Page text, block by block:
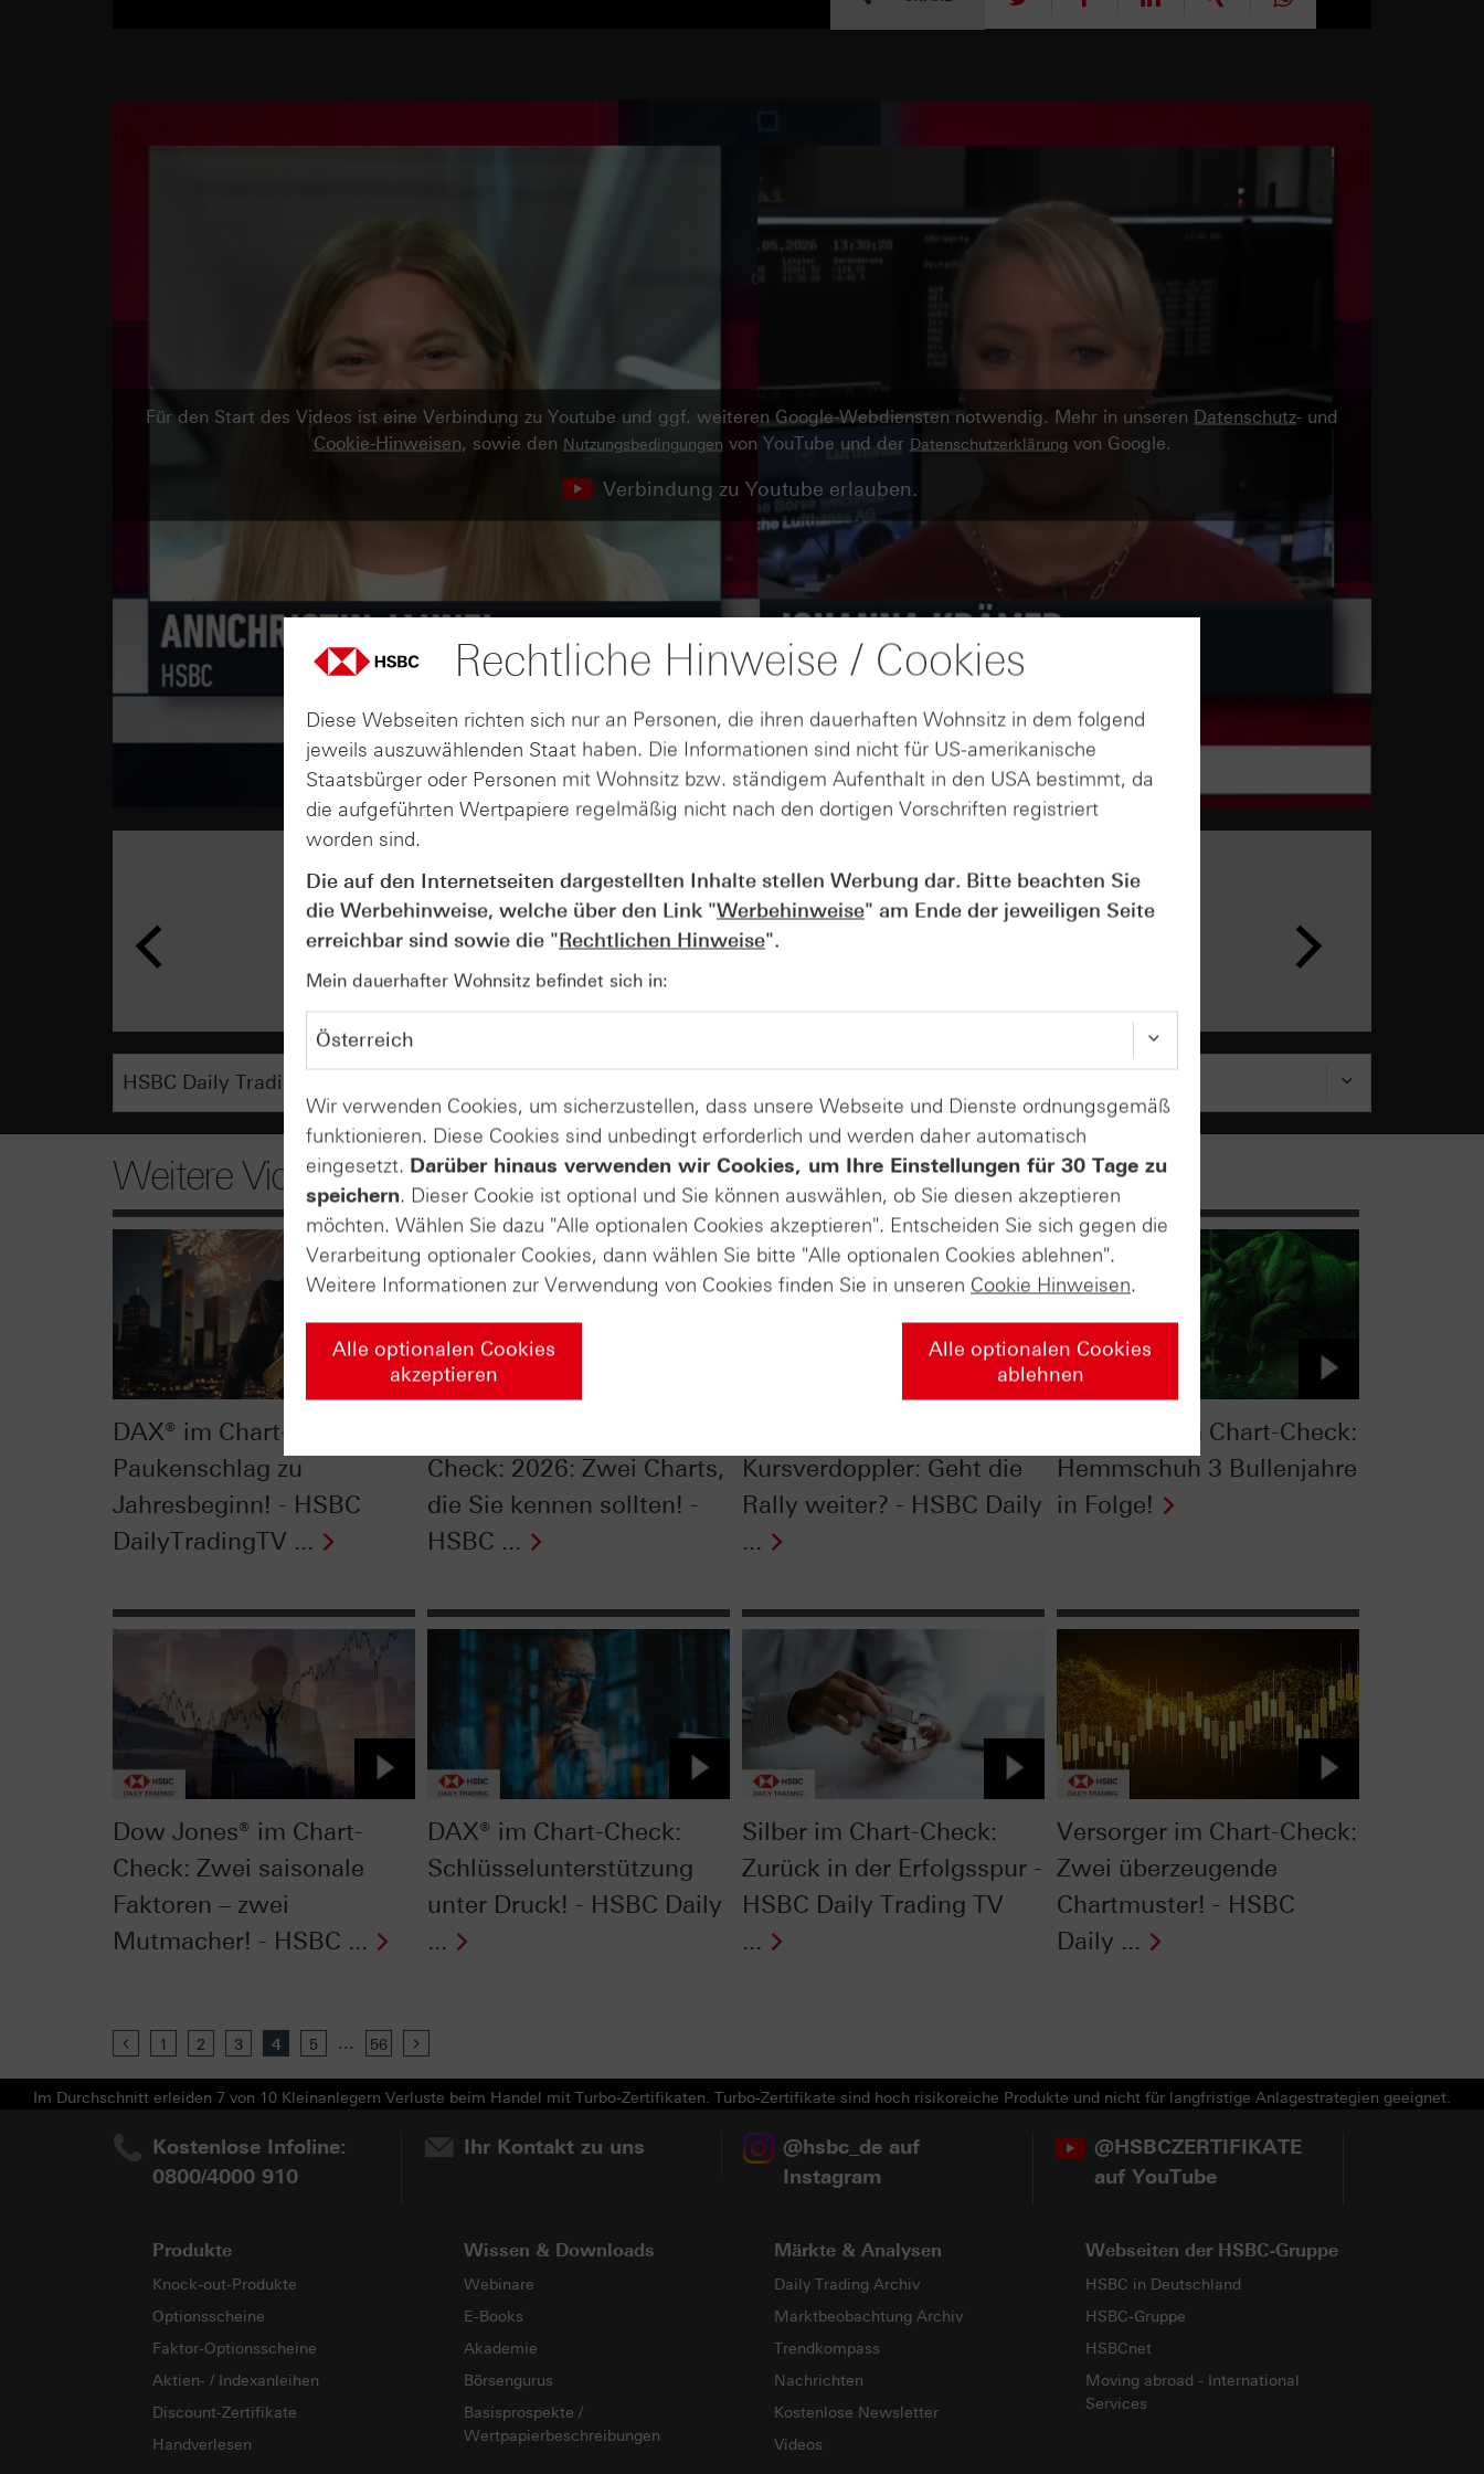
Für den Start des Videos ist eine Verbindung zu Youtube und ggf. weiteren Google-Webdiensten notwendig. Mehr in unseren Datenschutz- und
Cookie-Hinweisen, sowie den Nutzungsbedingungen von YouTube und der Datenschutzerklärungvon Google.
Verbindung zu Youtube erlauben.
AUGUST
07
Wie lange bleibt der DAX® in
Rekordlaune? - ntv Zertifikate
07.08.26
Weitere Videos
DAX® im Chart-Check:
Paukenschlag zu
Jahresbeginn! - HSBC
DailyTradingTV ...
Check: 2026: Zwei Charts,
die Sie kennen sollten! -
HSBC ...
Kursverdoppler: Geht die
Rally weiter? - HSBC Daily
...
S&P 500® im Chart-Check:
Hemmschuh 3 Bullenjahre
in Folge!
Dow Jones® im Chart-
Check: Zwei saisonale
Faktoren – zwei
Mutmacher! - HSBC ...
DAX® im Chart-Check:
Schlüsselunterstützung
unter Druck! - HSBC Daily
...
Silber im Chart-Check:
Zurück in der Erfolgsspur -
HSBC Daily Trading TV
...
Versorger im Chart-Check:
Zwei überzeugende
Chartmuster! - HSBC
Daily ...
Previous
1 2 3 4 5 ... 56
Im Durchschnitt erleiden 7 von 10 Kleinanlegern Verluste beim Handel mit Turbo-Zertifikaten. Turbo-Zertifikate sind hoch risikoreiche Produkte und nicht für langfristige Anlagestrategien geeignet.
Kostenlose Infoline:
0800/4000 910
Ihr Kontakt zu uns
@hsbc_de auf
Instagram
@HSBCZERTIFIKATE
auf YouTube
Produkte
Knock-out-Produkte
Optionsscheine
Faktor-Optionsscheine
Aktien- / Indexanleihen
Discount-Zertifikate
Handverlesen
Wissen & Downloads
Webinare
E-Books
Akademie
Börsengurus
Basisprospekte /
Wertpapierbeschreibungen
Märkte & Analysen
Daily Trading Archiv
Marktbeobachtung Archiv
Trendkompass
Nachrichten
Kostenlose Newsletter
Videos
Webseiten der HSBC-Gruppe
HSBC in Deutschland
HSBC-Gruppe
HSBCnet
Moving abroad - International
Services
Rechtliche Hinweise / Cookies
Diese Webseiten richten sich nur an Personen, die ihren dauerhaften Wohnsitz in dem folgend
jeweils auszuwählenden Staat haben. Die Informationen sind nicht für US-amerikanische
Staatsbürger oder Personen mit Wohnsitz bzw. ständigem Aufenthalt in den USA bestimmt, da
die aufgeführten Wertpapiere regelmäßig nicht nach den dortigen Vorschriften registriert
worden sind.
Die auf den Internetseiten dargestellten Inhalte stellen Werbung dar. Bitte beachten Sie
die Werbehinweise, welche über den Link "Werbehinweise" am Ende der jeweiligen Seite
erreichbar sind sowie die "Rechtlichen Hinweise".
Mein dauerhafter Wohnsitz befindet sich in:
Wir verwenden Cookies, um sicherzustellen, dass unsere Webseite und Dienste ordnungsgemäß
funktionieren. Diese Cookies sind unbedingt erforderlich und werden daher automatisch
eingesetzt. Darüber hinaus verwenden wir Cookies, um Ihre Einstellungen für 30 Tage zu
speichern. Dieser Cookie ist optional und Sie können auswählen, ob Sie diesen akzeptieren
möchten. Wählen Sie dazu "Alle optionalen Cookies akzeptieren". Entscheiden Sie sich gegen die
Verarbeitung optionaler Cookies, dann wählen Sie bitte "Alle optionalen Cookies ablehnen".
Weitere Informationen zur Verwendung von Cookies finden Sie in unseren Cookie Hinweisen.
Alle optionalen Cookies
akzeptieren
Alle optionalen Cookies
ablehnen